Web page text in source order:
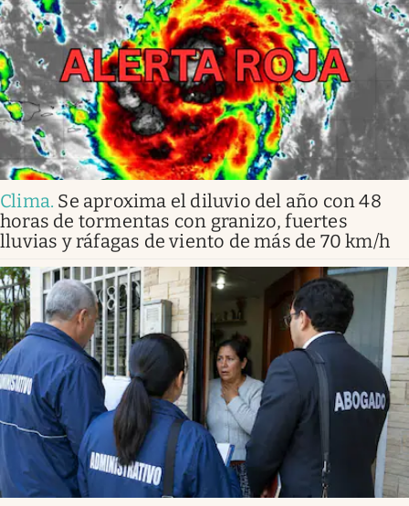
Clima. Se aproxima el diluvio del año con 48
horas de tormentas con granizo, fuertes
lluvias y ráfagas de viento de más de 70 km/h